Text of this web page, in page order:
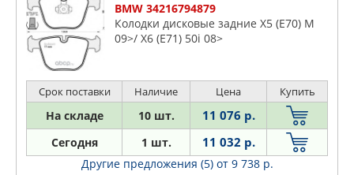
BMW 34216794879
Колодки дисковые задние X5 (E70) M
09>/ X6 (E71) 50i 08>
Срок поставки Наличие Цена Купить
На складе 10 шт. 11 076 р.
Сегодня 1 шт. 11 032 р.
Другие предложения (5) от 9 738 р.